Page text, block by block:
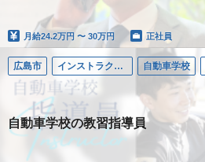
月給24.2万円 〜 30万円 正社員
広島市 インストラクター／自動車学校 自動車学校
自動車学校の教習指導員